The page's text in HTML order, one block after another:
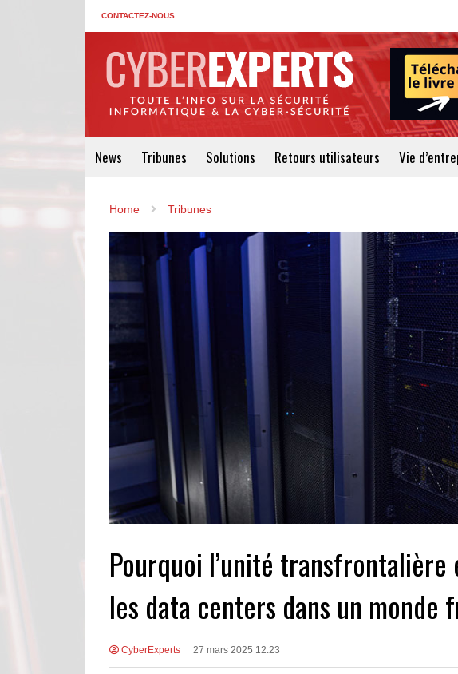
CONTACTEZ-NOUS
News Tribunes Solutions Retours utilisateurs Vie
Home Tribunes
Pourquoi l’unité
les data centers dans un monde
CyberExperts 27 mars 2025 12:23